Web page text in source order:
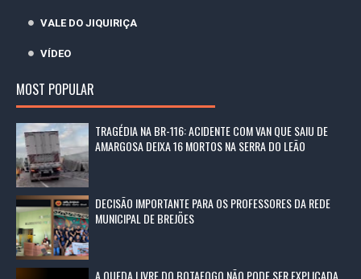
VALE DO JIQUIRIÇA
VÍDEO
MOST POPULAR
TRAGÉDIA NA BR-116: ACIDENTE COM VAN QUE SAIU DE
AMARGOSA DEIXA 16 MORTOS NA SERRA DO LEÃO
DECISÃO IMPORTANTE PARA OS PROFESSORES DA REDE
MUNICIPAL DE BREJÕES
A QUEDA LIVRE DO BOTAFOGO NÃO PODE SER EXPLICADA